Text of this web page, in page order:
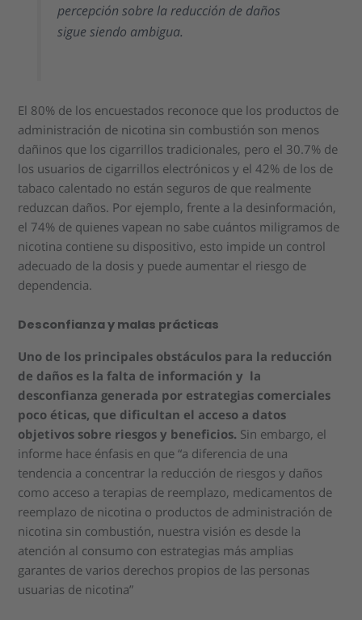
percepción sobre la reducción de daños
sigue siendo ambigua.
El 80% de los encuestados reconoce que los productos de
administración de nicotina sin combustión son menos
dañinos que los cigarrillos tradicionales, pero el 30.7% de
los usuarios de cigarrillos electrónicos y el 42% de los de
tabaco calentado no están seguros de que realmente
reduzcan daños. Por ejemplo, frente a la desinformación,
el 74% de quienes vapean no sabe cuántos miligramos de
nicotina contiene su dispositivo, esto impide un control
adecuado de la dosis y puede aumentar el riesgo de
dependencia.
Desconfianza y malas prácticas
Uno de los principales obstáculos para la reducción
de daños es la falta de información y la
desconfianza generada por estrategias comerciales
poco éticas, que dificultan el acceso a datos
objetivos sobre riesgos y beneficios. Sin embargo, el
informe hace énfasis en que “a diferencia de una
tendencia a concentrar la reducción de riesgos y daños
como acceso a terapias de reemplazo, medicamentos de
reemplazo de nicotina o productos de administración de
nicotina sin combustión, nuestra visión es desde la
atención al consumo con estrategias más amplias
garantes de varios derechos propios de las personas
usuarias de nicotina”